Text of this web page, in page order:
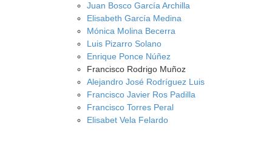
Juan Bosco García Archilla
Elisabeth García Medina
Mónica Molina Becerra
Luis Pizarro Solano
Enrique Ponce Núñez
Francisco Rodrigo Muñoz
Alejandro José Rodríguez Luis
Francisco Javier Ros Padilla
Francisco Torres Peral
Elisabet Vela Felardo